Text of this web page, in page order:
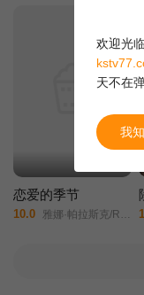
凤姐带尤二姐去见贾
败之后，要来旺斩草
后，被庸医所误，堕
凤姐又借贾母的嘴，草
恋爱的季节
10.0 雅娜·帕拉斯克/Roman Knizka/
欢迎光
天不在
我